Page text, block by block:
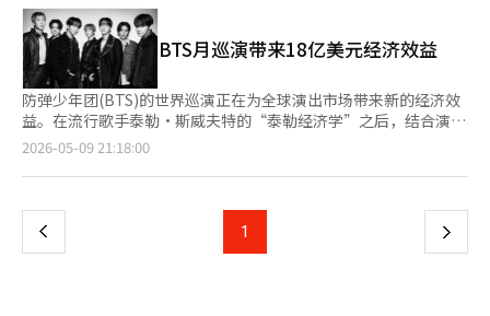
（New York New Jersey Stadium）举行的2026年北美世界杯决
赛中表演中场秀。国际足联和全球公民计划通过结合体育、音乐和
文化的表演，扩大与全球观众的接触。这场表演也是为了宣传“国
际足联全球公民教育基金”（FIFA Global Citizen Education
Fund）的宗旨和募款活动，旨在为全球边缘地区的儿童提供优质
教育和体育机会。防弹少年团通过其所属公司Big Hit Music表
示：“能够站在全球共同参与的有意义的舞台上，我们感到非常荣
幸。我们相信音乐是传递希望与团结的普遍语言。通过这次世界
杯，我们能够与全球观众分享这一信息，并为儿童教育机会的扩大
织全球公民制作，节目将通过全球直播，酷玩乐队（Coldplay）的
克里斯·马丁（Chris Martin）将负责策划。节目中还将有《芝麻
BTS月巡演带来18亿美元经济效益
防弹少年团(BTS)的世界巡演正在为全球演出市场带来新的经济效
益。在流行歌手泰勒·斯威夫特的“泰勒经济学”之后，结合演出
与旅游住宿交通消费的“BTS经济学”正在逐步显现。 HYBE于9
郎”。此次巡演是BTS在全面活动恢复后进行的大型全球巡演，涵
世界巡演的总收益将达到约18亿美元，折合韩元约为2万7000亿。
2026-05-09 21:18:00
上
页
1 下